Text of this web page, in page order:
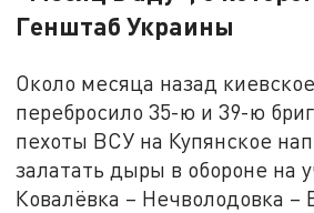
Генштаб Украины
Около месяца назад
перебросило 35-ю и 39-ю
пехоты ВСУ на Купянское
залатать дыры в обороне на
Ковалёвка – Нечволодовка –